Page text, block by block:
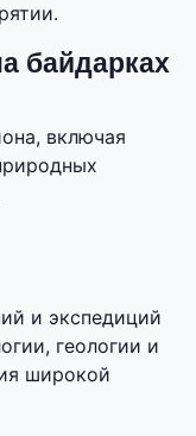
байдарках
включая
и экспедиций
геологии и
широкой